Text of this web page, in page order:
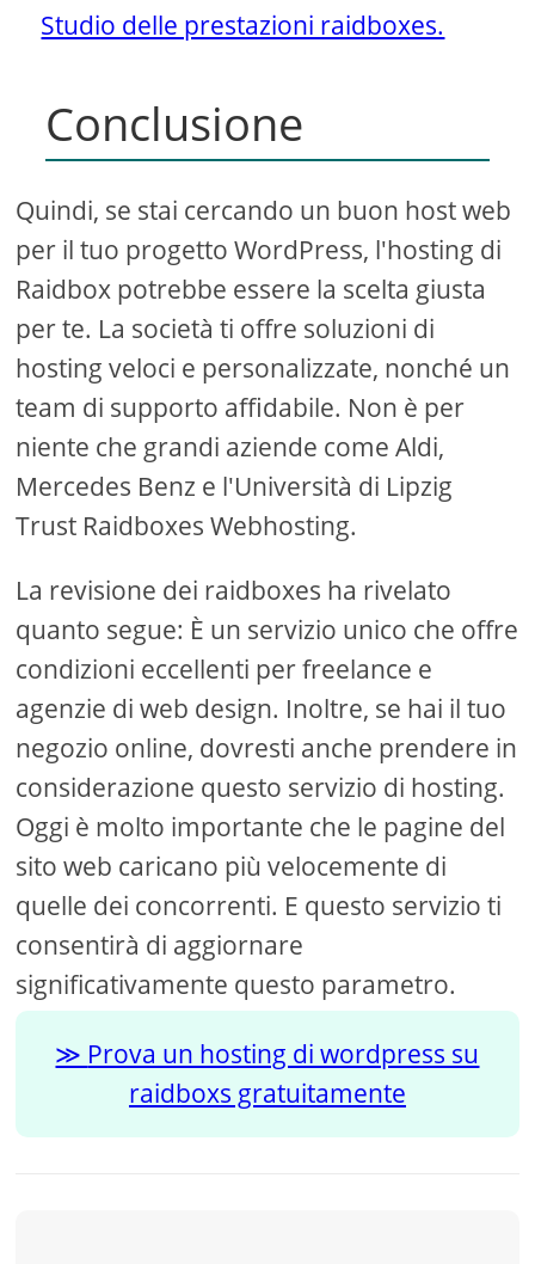
Studio delle prestazioni raidboxes.
Conclusione
Quindi, se stai cercando un buon host web
per il tuo progetto WordPress, l'hosting di
Raidbox potrebbe essere la scelta giusta
per te. La società ti offre soluzioni di
hosting veloci e personalizzate, nonché un
team di supporto affidabile. Non è per
niente che grandi aziende come Aldi,
Mercedes Benz e l'Università di Lipzig
Trust Raidboxes Webhosting.
La revisione dei raidboxes ha rivelato
quanto segue: È un servizio unico che offre
condizioni eccellenti per freelance e
agenzie di web design. Inoltre, se hai il tuo
negozio online, dovresti anche prendere in
considerazione questo servizio di hosting.
Oggi è molto importante che le pagine del
sito web caricano più velocemente di
quelle dei concorrenti. E questo servizio ti
consentirà di aggiornare
significativamente questo parametro.
Prova un hosting di wordpress su
raidboxs gratuitamente